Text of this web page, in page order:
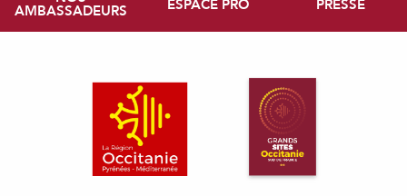
AMBASSADEURS ESPACE PRO PRESSE